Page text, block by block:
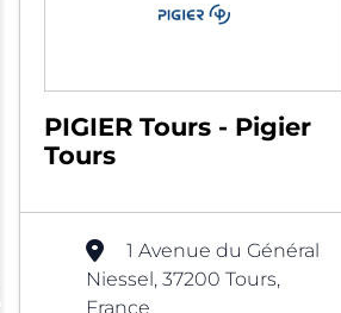
PIGIER Tours - Pigier
Tours
1 Avenue du Général
Niessel, 37200 Tours,
France